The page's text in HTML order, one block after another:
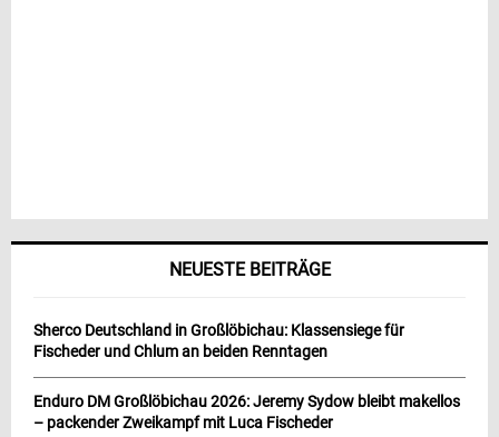
NEUESTE BEITRÄGE
Sherco Deutschland in Großlöbichau: Klassensiege für
Fischeder und Chlum an beiden Renntagen
Enduro DM Großlöbichau 2026: Jeremy Sydow bleibt makellos
– packender Zweikampf mit Luca Fischeder